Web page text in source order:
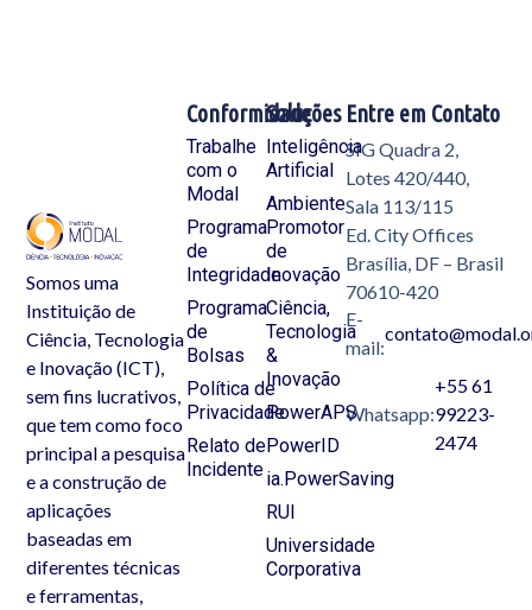
Somos uma
Instituição de
Ciência, Tecnologia
e Inovação (ICT),
sem fins lucrativos,
que tem como foco
principal a pesquisa
e a construção de
aplicações
baseadas em
diferentes técnicas
e ferramentas,
Soluções
Inteligência
Artificial
Ambiente
Promotor
de
Inovação
Ciência,
Tecnologia
&
Inovação
PowerAPS
PowerID
ia.PowerSaving
RUI
Universidade
Corporativa
Conformidade
Trabalhe
com o
Modal
Programa
de
Integridade
Programa
de
Bolsas
Política de
Privacidade
Relato de
Incidente
Entre em Contato
SIG Quadra 2,
Lotes 420/440,
Sala 113/115
Ed. City Offices
Brasília, DF – Brasil
70610-420
E-
mail:
Whatsapp:
+55 61
99223-
2474